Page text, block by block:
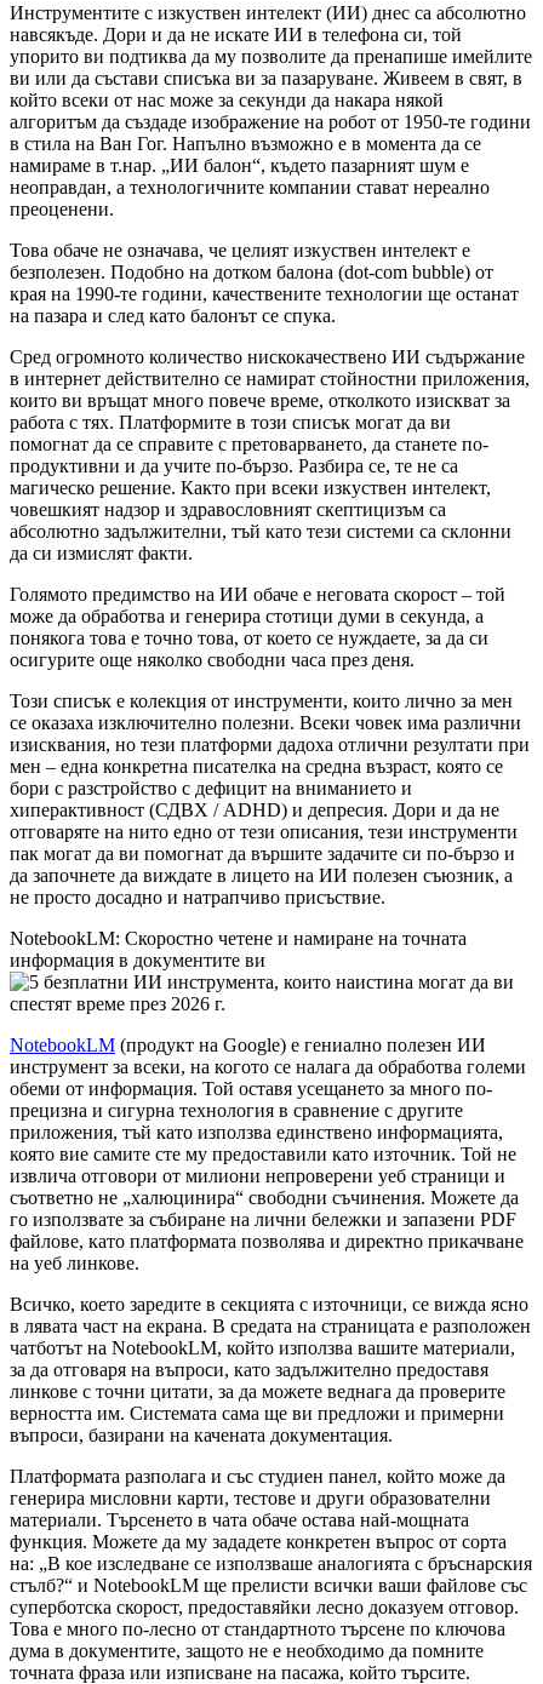
Инструментите с изкуствен интелект (ИИ) днес са абсолютно
навсякъде. Дори и да не искате ИИ в телефона си, той
упорито ви подтиква да му позволите да пренапише имейлите
ви или да състави списъка ви за пазаруване. Живеем в свят, в
който всеки от нас може за секунди да накара някой
алгоритъм да създаде изображение на робот от 1950-те години
в стила на Ван Гог. Напълно възможно е в момента да се
намираме в т.нар. „ИИ балон“, където пазарният шум е
неоправдан, а технологичните компании стават нереално
преоценени.
Това обаче не означава, че целият изкуствен интелект е
безполезен. Подобно на дотком балона (dot-com bubble) от
края на 1990-те години, качествените технологии ще останат
на пазара и след като балонът се спука.
Сред огромното количество нискокачествено ИИ съдържание
в интернет действително се намират стойностни приложения,
които ви връщат много повече време, отколкото изискват за
работа с тях. Платформите в този списък могат да ви
помогнат да се справите с претоварването, да станете по-
продуктивни и да учите по-бързо. Разбира се, те не са
магическо решение. Както при всеки изкуствен интелект,
човешкият надзор и здравословният скептицизъм са
абсолютно задължителни, тъй като тези системи са склонни
да си измислят факти.
Голямото предимство на ИИ обаче е неговата скорост – той
може да обработва и генерира стотици думи в секунда, а
понякога това е точно това, от което се нуждаете, за да си
осигурите още няколко свободни часа през деня.
Този списък е колекция от инструменти, които лично за мен
се оказаха изключително полезни. Всеки човек има различни
изисквания, но тези платформи дадоха отлични резултати при
мен – една конкретна писателка на средна възраст, която се
бори с разстройство с дефицит на вниманието и
хиперактивност (СДВХ / ADHD) и депресия. Дори и да не
отговаряте на нито едно от тези описания, тези инструменти
пак могат да ви помогнат да вършите задачите си по-бързо и
да започнете да виждате в лицето на ИИ полезен съюзник, а
не просто досадно и натрапчиво присъствие.
NotebookLM: Скоростно четене и намиране на точната
информация в документите ви
NotebookLM (продукт на Google) е гениално полезен ИИ
инструмент за всеки, на когото се налага да обработва големи
обеми от информация. Той оставя усещането за много по-
прецизна и сигурна технология в сравнение с другите
приложения, тъй като използва единствено информацията,
която вие самите сте му предоставили като източник. Той не
извлича отговори от милиони непроверени уеб страници и
съответно не „халюцинира“ свободни съчинения. Можете да
го използвате за събиране на лични бележки и запазени PDF
файлове, като платформата позволява и директно прикачване
на уеб линкове.
Всичко, което заредите в секцията с източници, се вижда ясно
в лявата част на екрана. В средата на страницата е разположен
чатботът на NotebookLM, който използва вашите материали,
за да отговаря на въпроси, като задължително предоставя
линкове с точни цитати, за да можете веднага да проверите
верността им. Системата сама ще ви предложи и примерни
въпроси, базирани на качената документация.
Платформата разполага и със студиен панел, който може да
генерира мисловни карти, тестове и други образователни
материали. Търсенето в чата обаче остава най-мощната
функция. Можете да му зададете конкретен въпрос от сорта
на: „В кое изследване се използваше аналогията с бръснарския
стълб?“ и NotebookLM ще прелисти всички ваши файлове със
суперботска скорост, предоставяйки лесно доказуем отговор.
Това е много по-лесно от стандартното търсене по ключова
дума в документите, защото не е необходимо да помните
точната фраза или изписване на пасажа, който търсите.